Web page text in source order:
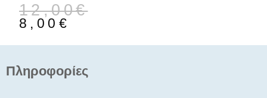
12,00€
Original
price
was:
12,00€.
8,00 €
Η
τρέχουσα
τιμή
είναι:
8,00€.
Πληροφορίες